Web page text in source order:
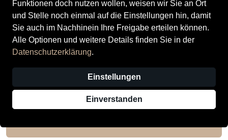
Funktionen doch nutzen wollen, weisen wir Sie an Ort
und Stelle noch einmal auf die Einstellungen hin, damit
Sie auch im Nachhinein Ihre Freigabe erteilen können.
Alle Optionen und weitere Details finden Sie in der
Datenschutzerklärung.
Einstellungen
Einverstanden
Größe
40
41 42 44 45 46 47
Nur noch weniger als 3 Artikel im Geschäft vorhanden.